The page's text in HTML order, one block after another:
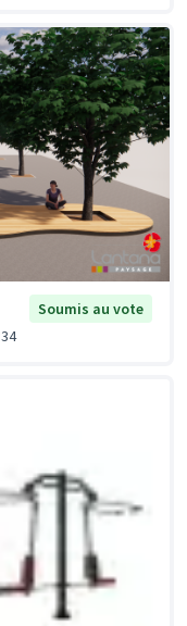
Soumis au vote
34